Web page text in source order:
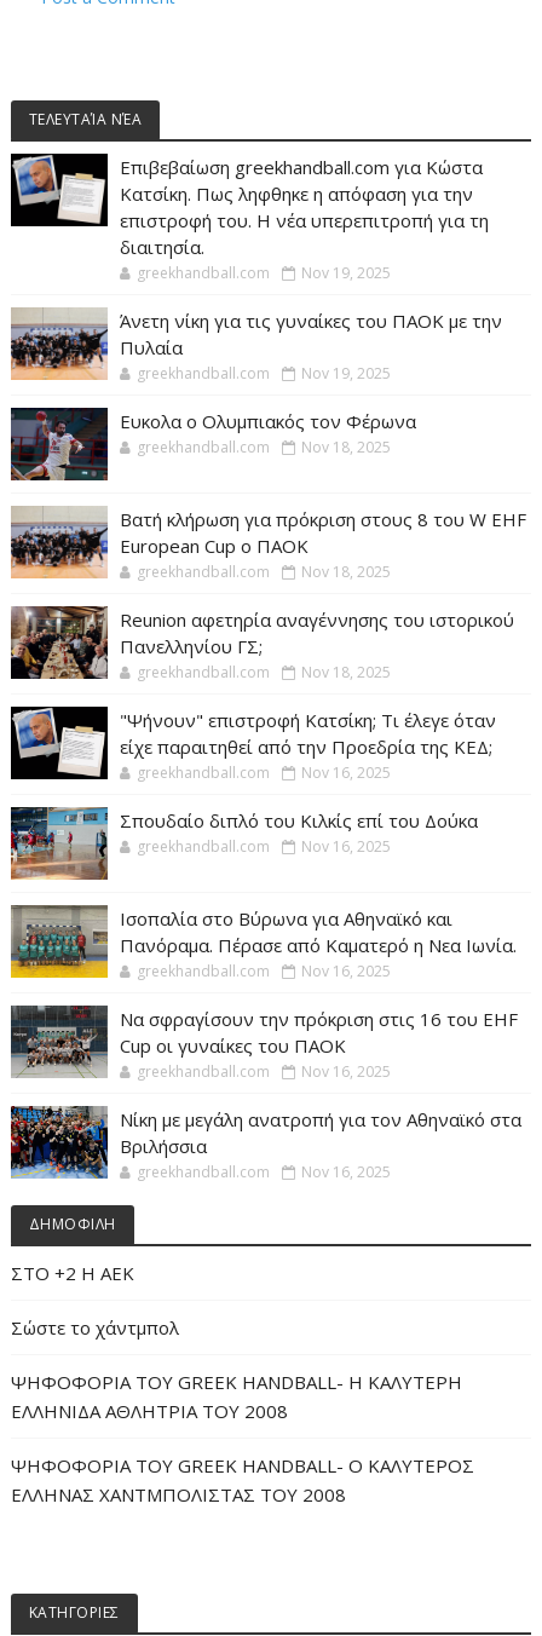
ΤΕΛΕΥΤΑΊΑ ΝΈΑ
Επιβεβαίωση greekhandball.com για Κώστα
Κατσίκη. Πως ληφθηκε η απόφαση για την
επιστροφή του. Η νέα υπερεπιτροπή για τη
διαιτησία.
greekhandball.com Nov 19, 2025
Άνετη νίκη για τις γυναίκες του ΠΑΟΚ με την
Πυλαία
greekhandball.com Nov 19, 2025
Ευκολα ο Ολυμπιακός τον Φέρωνα
greekhandball.com Nov 18, 2025
Βατή κλήρωση για πρόκριση στους 8 του W EHF
European Cup ο ΠΑΟΚ
greekhandball.com Nov 18, 2025
Reunion αφετηρία αναγέννησης του ιστορικού
Πανελληνίου ΓΣ;
greekhandball.com Nov 18, 2025
"Ψήνουν" επιστροφή Κατσίκη; Τι έλεγε όταν
είχε παραιτηθεί από την Προεδρία της ΚΕΔ;
greekhandball.com Nov 16, 2025
Σπουδαίο διπλό του Κιλκίς επί του Δούκα
greekhandball.com Nov 16, 2025
Ισοπαλία στο Βύρωνα για Αθηναϊκό και
Πανόραμα. Πέρασε από Καματερό η Νεα Ιωνία.
greekhandball.com Nov 16, 2025
Να σφραγίσουν την πρόκριση στις 16 του EHF
Cup οι γυναίκες του ΠΑΟΚ
greekhandball.com Nov 16, 2025
Νίκη με μεγάλη ανατροπή για τον Αθηναϊκό στα
Βριλήσσια
greekhandball.com Nov 16, 2025
ΔΗΜΟΦΙΛΗ
ΣΤΟ +2 Η ΑΕΚ
Σώστε το χάντμπολ
ΨΗΦΟΦΟΡΙΑ ΤΟΥ GREEK HANDBALL- H ΚΑΛΥΤΕΡΗ
ΕΛΛΗΝΙΔΑ ΑΘΛΗΤΡΙΑ ΤΟΥ 2008
ΨΗΦΟΦΟΡΙΑ ΤΟΥ GREEK HANDBALL- O ΚΑΛΥΤΕΡΟΣ
ΕΛΛΗΝΑΣ ΧΑΝΤΜΠΟΛΙΣΤΑΣ ΤΟΥ 2008
ΚΑΤΗΓΟΡΙΕΣ